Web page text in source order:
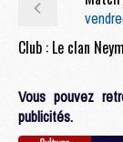
Vous pouvez
publicités.